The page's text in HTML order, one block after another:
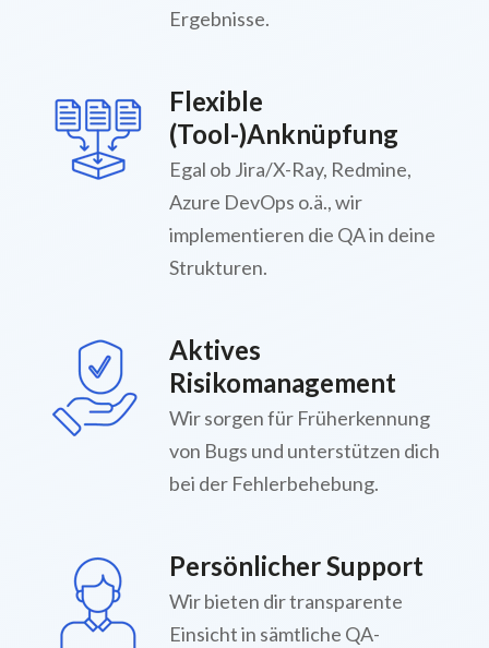
Ergebnisse.
Flexible
(Tool-)Anknüpfung
Egal ob Jira/X-Ray, Redmine,
Azure DevOps o.ä., wir
implementieren die QA in deine
Strukturen.
Aktives
Risikomanagement
Wir sorgen für Früherkennung
von Bugs und unterstützen dich
bei der Fehlerbehebung.
Persönlicher Support
Wir bieten dir transparente
Einsicht in sämtliche QA-